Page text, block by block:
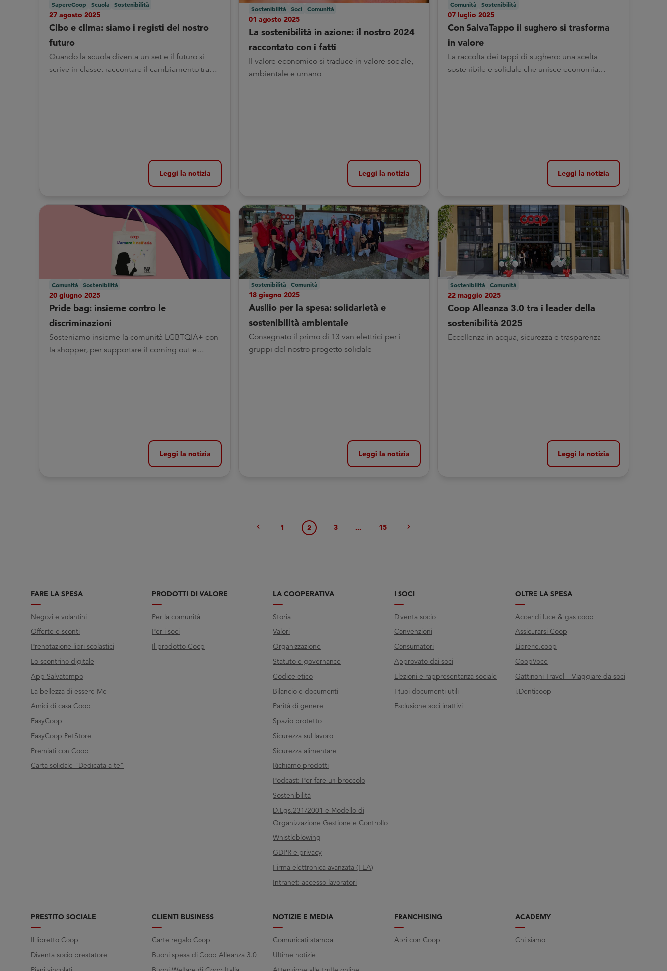
SapereCoop Scuola Sostenibilità
27 agosto 2025
Cibo e clima: siamo i registi del nostro
futuro
Quando la scuola diventa un set e il futuro si
scrive in classe: raccontare il cambiamento tra
Leggi la notizia
Sostenibilità Soci Comunità
01 agosto 2025
La sostenibilità in azione: il nostro 2024
raccontato con i fatti
Il valore economico si traduce in valore sociale,
ambientale e umano
Leggi la notizia
Comunità Sostenibilità
07 luglio 2025
Con SalvaTappo il sughero si trasforma
in valore
La raccolta dei tappi di sughero: una scelta
sostenibile e solidale che unisce economia
Leggi la notizia
Comunità Sostenibilità
20 giugno 2025
Pride bag: insieme contro le
discriminazioni
Sosteniamo insieme la comunità LGBTQIA+ con
la shopper, per supportare il coming out e
Leggi la notizia
Sostenibilità Comunità
18 giugno 2025
Ausilio per la spesa: solidarietà e
sostenibilità ambientale
Consegnato il primo di 13 van elettrici per i
gruppi del nostro progetto solidale
Leggi la notizia
Sostenibilità Comunità
22 maggio 2025
Coop Alleanza 3.0 tra i leader della
sostenibilità 2025
Eccellenza in acqua, sicurezza e trasparenza
Leggi la notizia
chevron_left 1 2 3 ... 15 chevron_right
FARE LA SPESA
Negozi e volantini
Offerte e sconti
Prenotazione libri scolastici
Lo scontrino digitale
App Salvatempo
La bellezza di essere Me
Amici di casa Coop
EasyCoop
EasyCoop PetStore
Premiati con Coop
Carta solidale "Dedicata a te"
PRODOTTI DI VALORE
Per la comunità
Per i soci
Il prodotto Coop
LA COOPERATIVA
Storia
Valori
Organizzazione
Statuto e governance
Codice etico
Bilancio e documenti
Parità di genere
Spazio protetto
Sicurezza sul lavoro
Sicurezza alimentare
Richiamo prodotti
Podcast: Per fare un broccolo
Sostenibilità
D.Lgs.231/2001 e Modello di
Organizzazione Gestione e Controllo
Whistleblowing
GDPR e privacy
Firma elettronica avanzata (FEA)
Intranet: accesso lavoratori
I SOCI
Diventa socio
Convenzioni
Consumatori
Approvato dai soci
Elezioni e rappresentanza sociale
I tuoi documenti utili
Esclusione soci inattivi
OLTRE LA SPESA
Accendi luce & gas coop
Assicurarsi Coop
Librerie.coop
CoopVoce
Gattinoni Travel – Viaggiare da soci
i.Denticoop
PRESTITO SOCIALE
Il libretto Coop
Diventa socio prestatore
CLIENTI BUSINESS
Carte regalo Coop
Buoni spesa di Coop Alleanza 3.0
NOTIZIE E MEDIA
Comunicati stampa
Ultime notizie
FRANCHISING
Apri con Coop
ACADEMY
Chi siamo